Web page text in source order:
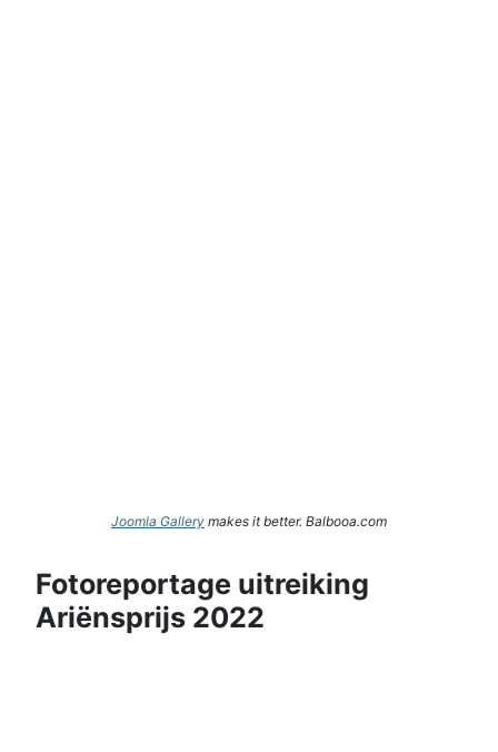
Joomla Gallery makes it better. Balbooa.com
Fotoreportage uitreiking
Ariënsprijs 2022